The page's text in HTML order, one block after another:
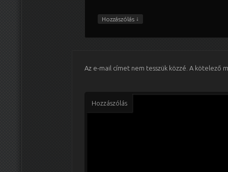
Hozzászólás ↓
Az e-mail címet nem tesszük közzé. A kötelező
Hozzászólás